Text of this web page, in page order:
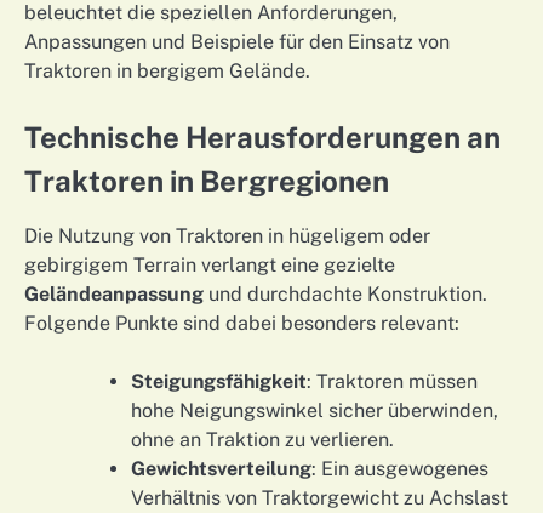
beleuchtet die speziellen Anforderungen,
Anpassungen und Beispiele für den Einsatz von
Traktoren in bergigem Gelände.
Technische Herausforderungen an
Traktoren in Bergregionen
Die Nutzung von Traktoren in hügeligem oder
gebirgigem Terrain verlangt eine gezielte
Geländeanpassung und durchdachte Konstruktion.
Folgende Punkte sind dabei besonders relevant:
Steigungsfähigkeit: Traktoren müssen
hohe Neigungswinkel sicher überwinden,
ohne an Traktion zu verlieren.
Gewichtsverteilung: Ein ausgewogenes
Verhältnis von Traktorgewicht zu Achslast